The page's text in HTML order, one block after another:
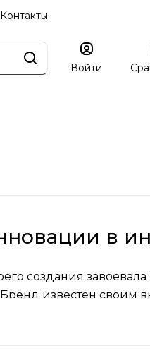
Контакты
Войти
в
создания
известен своим
среди